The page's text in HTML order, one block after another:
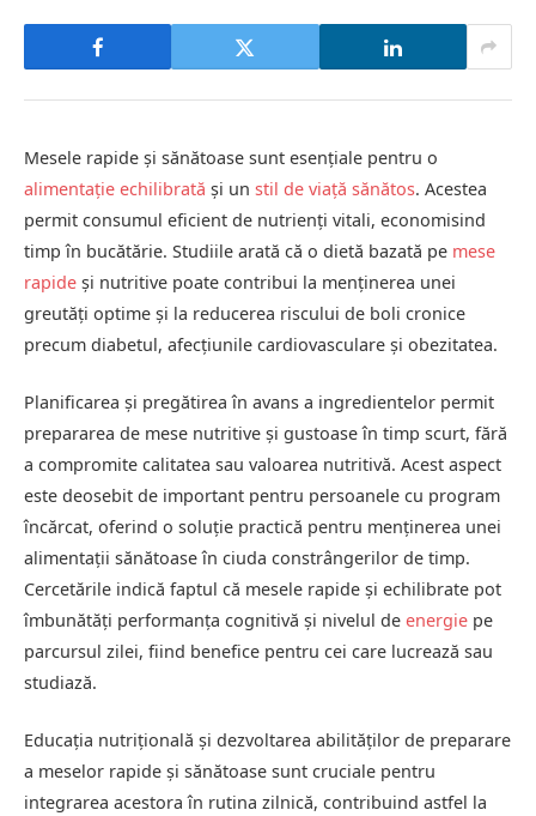
Mesele rapide și sănătoase sunt esențiale pentru o
alimentație echilibrată și un stil de viață sănătos. Acestea
permit consumul eficient de nutrienți vitali, economisind
timp în bucătărie. Studiile arată că o dietă bazată pe mese
rapide și nutritive poate contribui la menținerea unei
greutăți optime și la reducerea riscului de boli cronice
precum diabetul, afecțiunile cardiovasculare și obezitatea.
Planificarea și pregătirea în avans a ingredientelor permit
prepararea de mese nutritive și gustoase în timp scurt, fără
a compromite calitatea sau valoarea nutritivă. Acest aspect
este deosebit de important pentru persoanele cu program
încărcat, oferind o soluție practică pentru menținerea unei
alimentații sănătoase în ciuda constrângerilor de timp.
Cercetările indică faptul că mesele rapide și echilibrate pot
îmbunătăți performanța cognitivă și nivelul de energie pe
parcursul zilei, fiind benefice pentru cei care lucrează sau
studiază.
Educația nutrițională și dezvoltarea abilităților de preparare
a meselor rapide și sănătoase sunt cruciale pentru
integrarea acestora în rutina zilnică, contribuind astfel la